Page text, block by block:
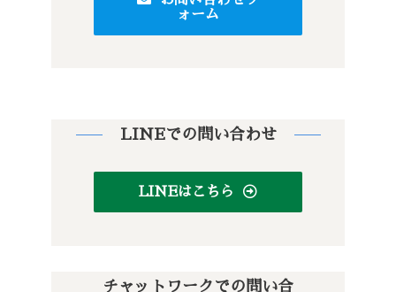
ォーム
LINEでの問い合わせ
LINEはこちら
チャットワークでの問い合